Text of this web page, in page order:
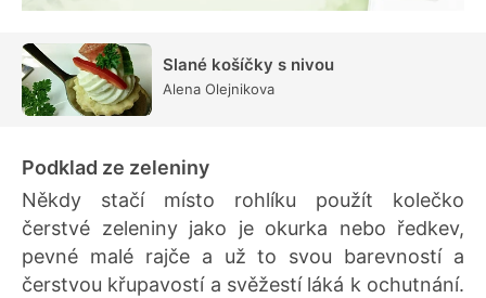
Slané košíčky s nivou
Alena Olejnikova
Podklad ze zeleniny
Někdy stačí místo rohlíku použít kolečko
čerstvé zeleniny jako je okurka nebo ředkev,
pevné malé rajče a už to svou barevností a
čerstvou křupavostí a svěžestí láká k ochutnání.